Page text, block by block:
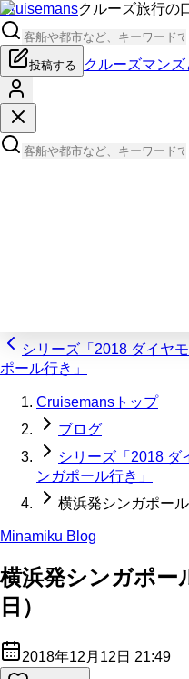
Cruisemansクルーズ旅行の
投稿する クルーズマンズ
シリーズ「2018 ダイヤ
ポール行き」
Cruisemansトップ
ブログ
シリーズ「2018 ダ
ンガポール行き」
横浜発シンガポー
Minamiku Blog
横浜発シンガポー
日）
2018年12月12日 21:49